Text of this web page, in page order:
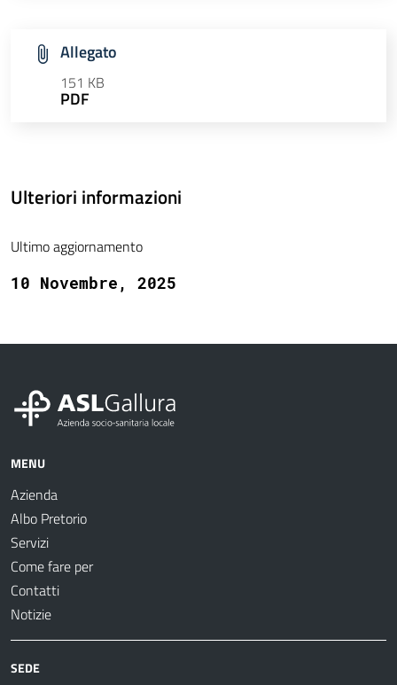
Allegato
151 KB
PDF
Ulteriori informazioni
Ultimo aggiornamento
10 Novembre, 2025
MENU
Azienda
Albo Pretorio
Servizi
Come fare per
Contatti
Notizie
SEDE